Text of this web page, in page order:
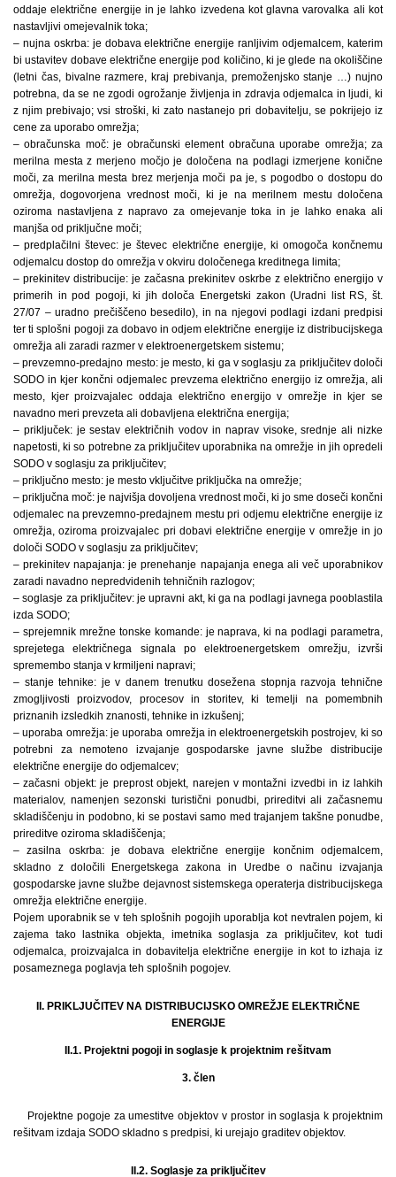
oddaje električne energije in je lahko izvedena kot glavna varovalka ali kot
nastavljivi omejevalnik toka;
– nujna oskrba: je dobava električne energije ranljivim odjemalcem, katerim
bi ustavitev dobave električne energije pod količino, ki je glede na okoliščine
(letni čas, bivalne razmere, kraj prebivanja, premoženjsko stanje …) nujno
potrebna, da se ne zgodi ogrožanje življenja in zdravja odjemalca in ljudi, ki
z njim prebivajo; vsi stroški, ki zato nastanejo pri dobavitelju, se pokrijejo iz
cene za uporabo omrežja;
– obračunska moč: je obračunski element obračuna uporabe omrežja; za
merilna mesta z merjeno močjo je določena na podlagi izmerjene konične
moči, za merilna mesta brez merjenja moči pa je, s pogodbo o dostopu do
omrežja, dogovorjena vrednost moči, ki je na merilnem mestu določena
oziroma nastavljena z napravo za omejevanje toka in je lahko enaka ali
manjša od priključne moči;
– predplačilni števec: je števec električne energije, ki omogoča končnemu
odjemalcu dostop do omrežja v okviru določenega kreditnega limita;
– prekinitev distribucije: je začasna prekinitev oskrbe z električno energijo v
primerih in pod pogoji, ki jih določa Energetski zakon (Uradni list RS, št.
27/07 – uradno prečiščeno besedilo), in na njegovi podlagi izdani predpisi
ter ti splošni pogoji za dobavo in odjem električne energije iz distribucijskega
omrežja ali zaradi razmer v elektroenergetskem sistemu;
– prevzemno-predajno mesto: je mesto, ki ga v soglasju za priključitev določi
SODO in kjer končni odjemalec prevzema električno energijo iz omrežja, ali
mesto, kjer proizvajalec oddaja električno energijo v omrežje in kjer se
navadno meri prevzeta ali dobavljena električna energija;
– priključek: je sestav električnih vodov in naprav visoke, srednje ali nizke
napetosti, ki so potrebne za priključitev uporabnika na omrežje in jih opredeli
SODO v soglasju za priključitev;
– priključno mesto: je mesto vključitve priključka na omrežje;
– priključna moč: je najvišja dovoljena vrednost moči, ki jo sme doseči končni
odjemalec na prevzemno-predajnem mestu pri odjemu električne energije iz
omrežja, oziroma proizvajalec pri dobavi električne energije v omrežje in jo
določi SODO v soglasju za priključitev;
– prekinitev napajanja: je prenehanje napajanja enega ali več uporabnikov
zaradi navadno nepredvidenih tehničnih razlogov;
– soglasje za priključitev: je upravni akt, ki ga na podlagi javnega pooblastila
izda SODO;
– sprejemnik mrežne tonske komande: je naprava, ki na podlagi parametra,
sprejetega električnega signala po elektroenergetskem omrežju, izvrši
spremembo stanja v krmiljeni napravi;
– stanje tehnike: je v danem trenutku dosežena stopnja razvoja tehnične
zmogljivosti proizvodov, procesov in storitev, ki temelji na pomembnih
priznanih izsledkih znanosti, tehnike in izkušenj;
– uporaba omrežja: je uporaba omrežja in elektroenergetskih postrojev, ki so
potrebni za nemoteno izvajanje gospodarske javne službe distribucije
električne energije do odjemalcev;
– začasni objekt: je preprost objekt, narejen v montažni izvedbi in iz lahkih
materialov, namenjen sezonski turistični ponudbi, prireditvi ali začasnemu
skladiščenju in podobno, ki se postavi samo med trajanjem takšne ponudbe,
prireditve oziroma skladiščenja;
– zasilna oskrba: je dobava električne energije končnim odjemalcem,
skladno z določili Energetskega zakona in Uredbe o načinu izvajanja
gospodarske javne službe dejavnost sistemskega operaterja distribucijskega
omrežja električne energije.
Pojem uporabnik se v teh splošnih pogojih uporablja kot nevtralen pojem, ki
zajema tako lastnika objekta, imetnika soglasja za priključitev, kot tudi
odjemalca, proizvajalca in dobavitelja električne energije in kot to izhaja iz
posameznega poglavja teh splošnih pogojev.
II. PRIKLJUČITEV NA DISTRIBUCIJSKO OMREŽJE ELEKTRIČNE
ENERGIJE
II.1. Projektni pogoji in soglasje k projektnim rešitvam
3. člen
Projektne pogoje za umestitve objektov v prostor in soglasja k projektnim
rešitvam izdaja SODO skladno s predpisi, ki urejajo graditev objektov.
II.2. Soglasje za priključitev